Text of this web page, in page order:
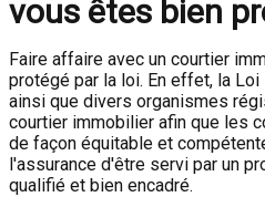
vous êtes bien
Faire affaire avec un courtier
protégé par la loi. En effet, la
ainsi que divers organismes
courtier immobilier afin que les
de façon équitable et
l'assurance d'être servi par un
qualifié et bien encadré.